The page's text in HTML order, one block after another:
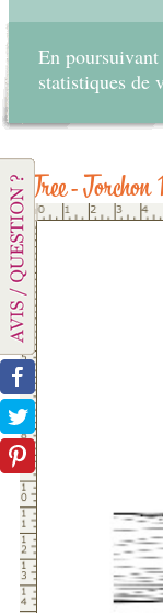
En
statistiques de
Tree - Torchon